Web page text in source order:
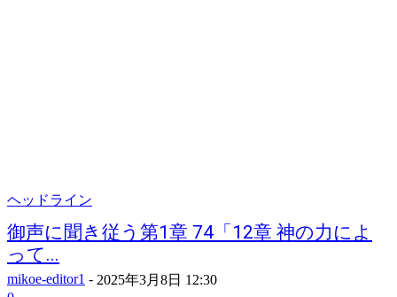
ヘッドライン
御声に聞き従う第1章 74「12章 神の力によ
って...
mikoe-editor1 - 2025年3月8日 12:30